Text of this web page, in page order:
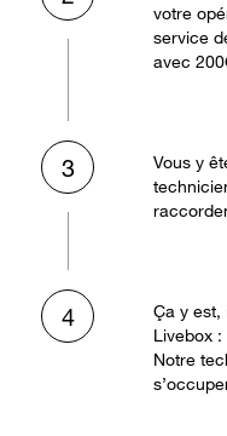
votre
service
avec
3
Vous y
4
Ça y est,
Livebox
Notre